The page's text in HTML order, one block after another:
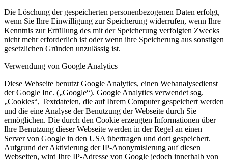
Die Löschung der gespeicherten personenbezogenen Daten erfolgt,
wenn Sie Ihre Einwilligung zur Speicherung widerrufen, wenn Ihre
Kenntnis zur Erfüllung des mit der Speicherung verfolgten Zwecks
nicht mehr erforderlich ist oder wenn ihre Speicherung aus sonstigen
gesetzlichen Gründen unzulässig ist.
Verwendung von Google Analytics
Diese Webseite benutzt Google Analytics, einen Webanalysedienst
der Google Inc. („Google“). Google Analytics verwendet sog.
„Cookies“, Textdateien, die auf Ihrem Computer gespeichert werden
und die eine Analyse der Benutzung der Webseite durch Sie
ermöglichen. Die durch den Cookie erzeugten Informationen über
Ihre Benutzung dieser Webseite werden in der Regel an einen
Server von Google in den USA übertragen und dort gespeichert.
Aufgrund der Aktivierung der IP-Anonymisierung auf diesen
Webseiten, wird Ihre IP-Adresse von Google jedoch innerhalb von